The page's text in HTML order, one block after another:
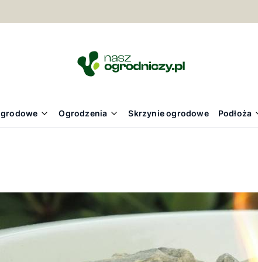
Ogrodzenia Skrzynie ogrodowe Podłoża